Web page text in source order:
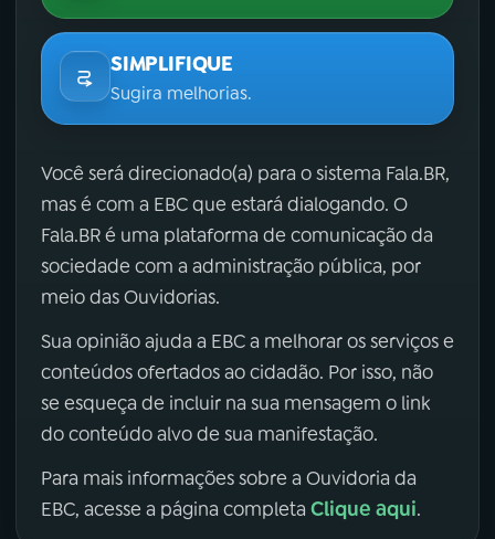
SIMPLIFIQUE
Sugira melhorias.
Você será direcionado(a) para o sistema Fala.BR,
mas é com a EBC que estará dialogando. O
Fala.BR é uma plataforma de comunicação da
sociedade com a administração pública, por
meio das Ouvidorias.
Sua opinião ajuda a EBC a melhorar os serviços e
conteúdos ofertados ao cidadão. Por isso, não
se esqueça de incluir na sua mensagem o link
do conteúdo alvo de sua manifestação.
Para mais informações sobre a Ouvidoria da
EBC, acesse a página completa Clique aqui.